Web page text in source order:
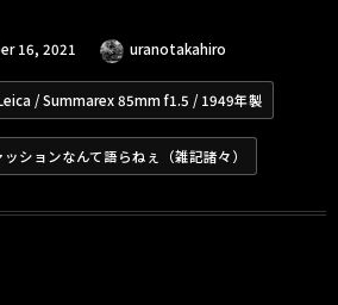
16,2021 uranotakahiro
/ Summarex 85mm f1.5 / 1949年製
ッションなんて語らねぇ（雑記諸々）